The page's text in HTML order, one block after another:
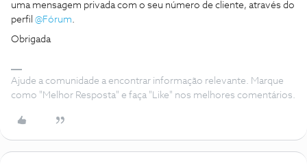
uma mensagem privada com o seu número de cliente, através do
perfil @Fórum.
Obrigada
Ajude a comunidade a encontrar informação relevante. Marque
como "Melhor Resposta" e faça "Like" nos melhores comentários.